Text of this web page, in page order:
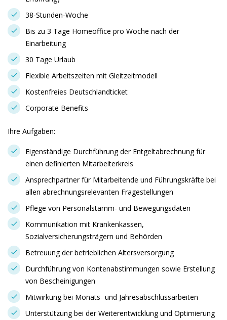
38-Stunden-Woche
Bis zu 3 Tage Homeoffice pro Woche nach der
Einarbeitung
30 Tage Urlaub
Flexible Arbeitszeiten mit Gleitzeitmodell
Kostenfreies Deutschlandticket
Corporate Benefits
Ihre Aufgaben:
Eigenständige Durchführung der Entgeltabrechnung für
einen definierten Mitarbeiterkreis
Ansprechpartner für Mitarbeitende und Führungskräfte bei
allen abrechnungsrelevanten Fragestellungen
Pflege von Personalstamm- und Bewegungsdaten
Kommunikation mit Krankenkassen,
Sozialversicherungsträgern und Behörden
Betreuung der betrieblichen Altersversorgung
Durchführung von Kontenabstimmungen sowie Erstellung
von Bescheinigungen
Mitwirkung bei Monats- und Jahresabschlussarbeiten
Unterstützung bei der Weiterentwicklung und Optimierung